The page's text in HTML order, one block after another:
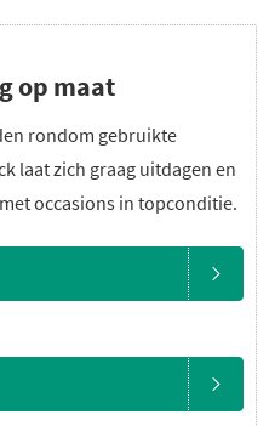
op maat
rondom gebruikte
laat zich graag uitdagen en
occasions in topconditie.